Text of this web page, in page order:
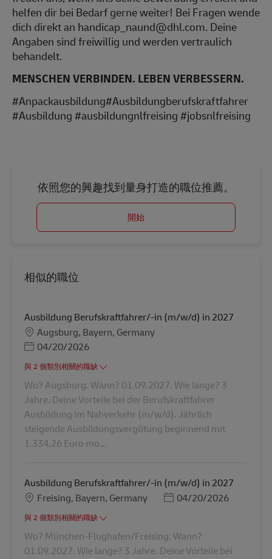
helfen dir bei Bedarf gerne weiter! Bei Fragen wende
dich direkt an handicap_naund@dhl.com. Deine
Angaben sind freiwillig und werden vertraulich
behandelt.
MENSCHEN VERBINDEN. LEBEN VERBESSERN.
#Anpackausbildung#Ausbildungberufskraftfahrer
#Ausbildung #ausbildungnlfreising #jobsnlfreising
依照您的興趣找到量身打造的職位推薦。
開始
相似的職位
Ausbildung Berufskraftfahrer/-in (m/w/d) in 2027
地點Augsburg, Bayern, Germany
Posted Date
04/20/2026
與 2 個類別相關的職缺
Wo? Augsburg. Wann? 01.09.2027. Wie lange? 3
Jahre. Deine Vorteile bei der Berufskraftfahrer
Ausbildung im Nahverkehr (m/w/d). Jährlich
steigende Ausbildungsvergütung beginnend mit
1.334,26 Euro mo...
Ausbildung Berufskraftfahrer/-in (m/w/d) in 2027
地點Freising, Bayern, Germany Posted Date
04/20/2026
與 2 個類別相關的職缺
Wo? München-Flughafen/Freising. Wann?
01.09.2027. Wie lange? 3 Jahre. Deine Vorteile bei